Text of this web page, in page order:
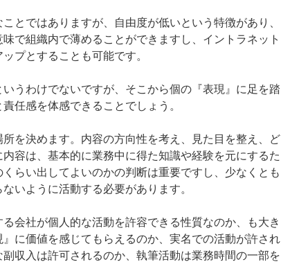
とではありますが、自由度が低いという特徴があり、
で組織内で薄めることができますし、イントラネット
プとすることも可能です。
うわけでないですが、そこから個の『表現』に足を踏
任感を体感できることでしょう。
を決めます。内容の方向性を考え、見た目を整え、ど
容は、基本的に業務中に得た知識や経験を元にするた
らい出してよいのかの判断は重要ですし、少なくとも
いように活動する必要があります。
会社が個人的な活動を許容できる性質なのか、も大き
に価値を感じてもらえるのか、実名での活動が許され
収入は許可されるのか、執筆活動は業務時間の一部を